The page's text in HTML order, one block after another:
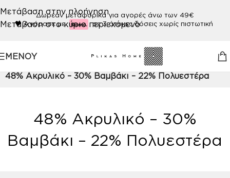
Μετάβαση στην πλοήγηση
Μετάβαση στο κύριο περιεχόμενο
Δωρεάν μεταφορικά για αγορές άνω των 49€
🖤Αγόρασε με σε 3 άτοκες δόσεις χωρίς πιστωτική
ΜΕΝΟΎ
Προϊόν ΠΟΙΟΤΗΤΑ/
48% Ακρυλικό – 30% Βαμβάκι – 22% Πολυεστέρα
48% Ακρυλικό – 30%
Βαμβάκι – 22% Πολυεστέρα